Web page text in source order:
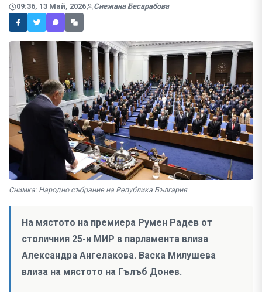
09:36, 13 Май, 2026 Снежана Бесарабова
Снимка: Народно събрание на Република България
На мястото на премиера Румен Радев от
столичния 25-и МИР в парламента влиза
Александра Ангелакова. Васка Милушева
влиза на мястото на Гълъб Донев.